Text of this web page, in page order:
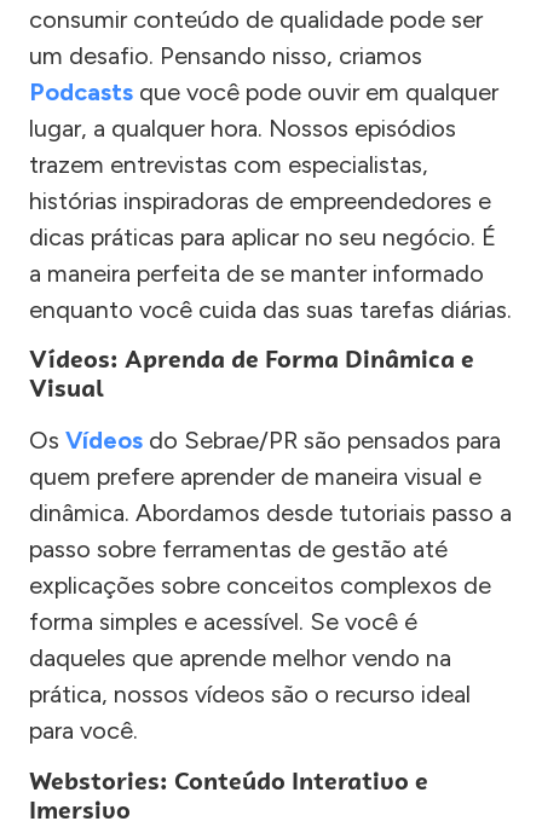
consumir conteúdo de qualidade pode ser
um desafio. Pensando nisso, criamos
Podcasts que você pode ouvir em qualquer
lugar, a qualquer hora. Nossos episódios
trazem entrevistas com especialistas,
histórias inspiradoras de empreendedores e
dicas práticas para aplicar no seu negócio. É
a maneira perfeita de se manter informado
enquanto você cuida das suas tarefas diárias.
Vídeos: Aprenda de Forma Dinâmica e
Visual
Os Vídeos do Sebrae/PR são pensados para
quem prefere aprender de maneira visual e
dinâmica. Abordamos desde tutoriais passo a
passo sobre ferramentas de gestão até
explicações sobre conceitos complexos de
forma simples e acessível. Se você é
daqueles que aprende melhor vendo na
prática, nossos vídeos são o recurso ideal
para você.
Webstories: Conteúdo Interativo e
Imersivo